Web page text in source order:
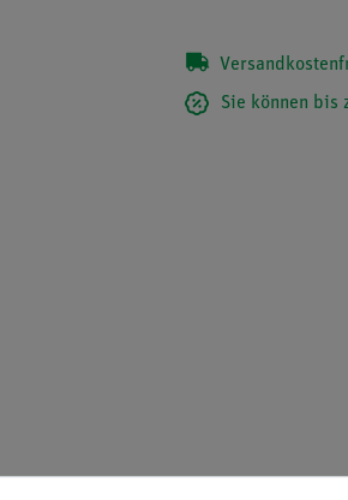
Sie können bis